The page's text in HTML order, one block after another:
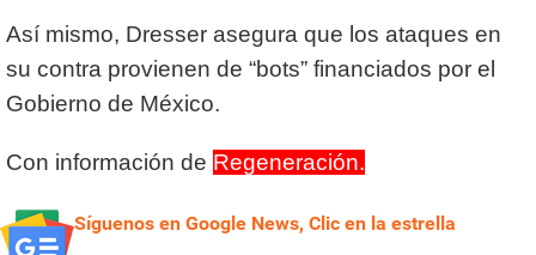
Así mismo, Dresser asegura que los ataques en
su contra provienen de “bots” financiados por el
Gobierno de México.
Con información de Regeneración.
Síguenos en Google News, Clic en la estrella